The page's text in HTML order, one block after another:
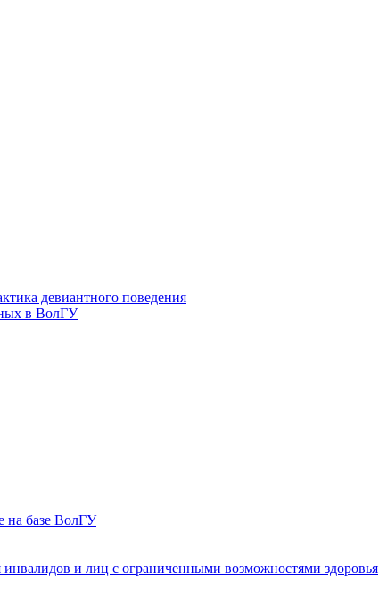
девиантного поведения
в ВолГУ
на базе ВолГУ
и лиц с ограниченными возможностями здоровья